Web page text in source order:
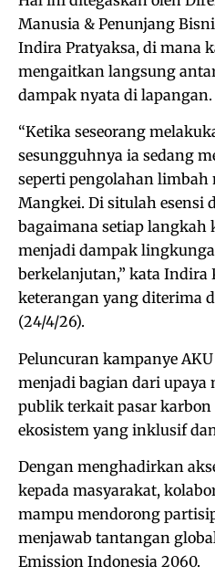
Manusia & Penunjang
Indira Pratyaksa, di mana
mengaitkan langsung
dampak nyata di lapangan.
“Ketika seseorang
sesungguhnya ia sedang
seperti pengolahan limbah
Mangkei. Di situlah esensi
bagaimana setiap langkah
menjadi dampak
berkelanjutan,” kata Indira
keterangan yang diterima
(24/4/26).
Peluncuran kampanye AKU
menjadi bagian dari upaya
publik terkait pasar
ekosistem yang inklusif
Dengan menghadirkan
kepada masyarakat,
mampu mendorong
menjawab tantangan
Emission Indonesia 2060.